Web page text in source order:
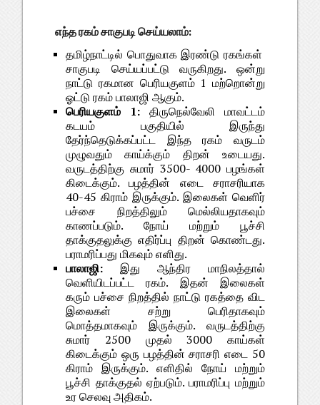
எந்த ரகம் சாகுபடி செய்யலாம்:
தமிழ்நாட்டில் பொதுவாக இரண்டு ரகங்கள்
சாகுபடி செய்யப்பட்டு வருகிறது. ஒன்று
நாட்டு ரகமான பெரியகுளம் 1 மற்றொன்று
ஓட்டு ரகம் பாலாஜி ஆகும்.
பெரியகுளம் 1: திருநெல்வேலி மாவட்டம்
கடயம் பகுதியில் இருந்து
தேர்ந்தெடுக்கப்பட்ட இந்த ரகம் வருடம்
முழுவதும் காய்க்கும் திறன் உடையது.
வருடத்திற்கு சுமார் 3500- 4000 பழங்கள்
கிடைக்கும். பழத்தின் எடை சராசரியாக
40-45 கிராம் இருக்கும். இலைகள் வெளிர்
பச்சை நிறத்திலும் மெல்லியதாகவும்
காணப்படும். நோய் மற்றும் பூச்சி
தாக்குதலுக்கு எதிர்ப்பு திறன் கொண்டது.
பராமரிப்பது மிகவும் எளிது.
பாலாஜி:இது ஆந்திர மாநிலத்தால்
வெளியிடப்பட்ட ரகம். இதன் இலைகள்
கரும் பச்சை நிறத்தில் நாட்டு ரகத்தை விட
இலைகள் சற்று பெரிதாகவும்
மொத்தமாகவும் இருக்கும். வருடத்திற்கு
சுமார் 2500 முதல் 3000 காய்கள்
கிடைக்கும் ஒரு பழத்தின் சராசரி எடை 50
கிராம் இருக்கும். எளிதில் நோய் மற்றும்
பூச்சி தாக்குதல் ஏற்படும். பராமரிப்பு மற்றும்
உர செலவு அதிகம்.